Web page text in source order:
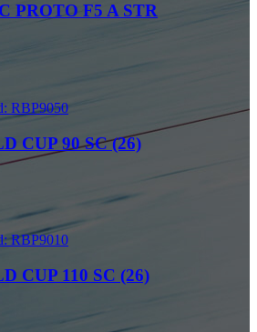
PROTO F5 A STR
RBP9050
CUP 90 SC (26)
RBP9010
CUP 110 SC (26)